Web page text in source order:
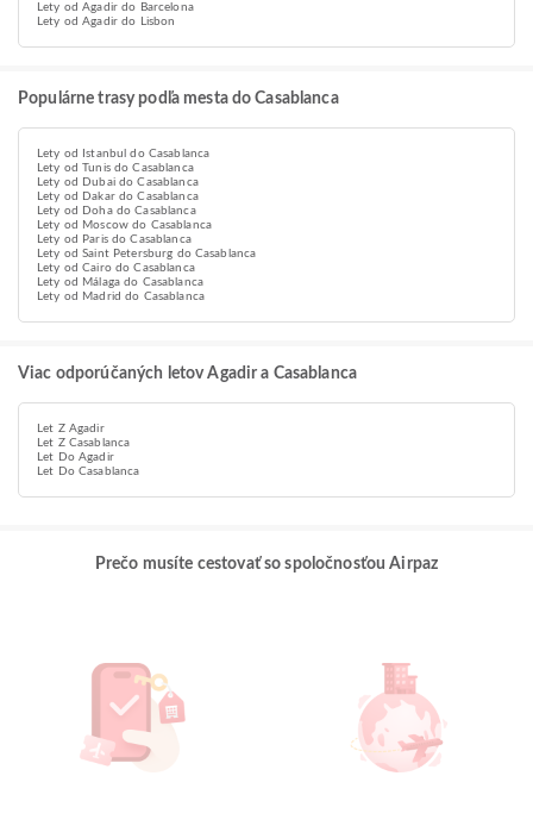
Lety od Agadir do Barcelona
Lety od Agadir do Lisbon
Populárne trasy podľa mesta do Casablanca
Lety od Istanbul do Casablanca
Lety od Tunis do Casablanca
Lety od Dubai do Casablanca
Lety od Dakar do Casablanca
Lety od Doha do Casablanca
Lety od Moscow do Casablanca
Lety od Paris do Casablanca
Lety od Saint Petersburg do Casablanca
Lety od Cairo do Casablanca
Lety od Málaga do Casablanca
Lety od Madrid do Casablanca
Viac odporúčaných letov Agadir a Casablanca
Let Z Agadir
Let Z Casablanca
Let Do Agadir
Let Do Casablanca
Prečo musíte cestovať so spoločnosťou Airpaz